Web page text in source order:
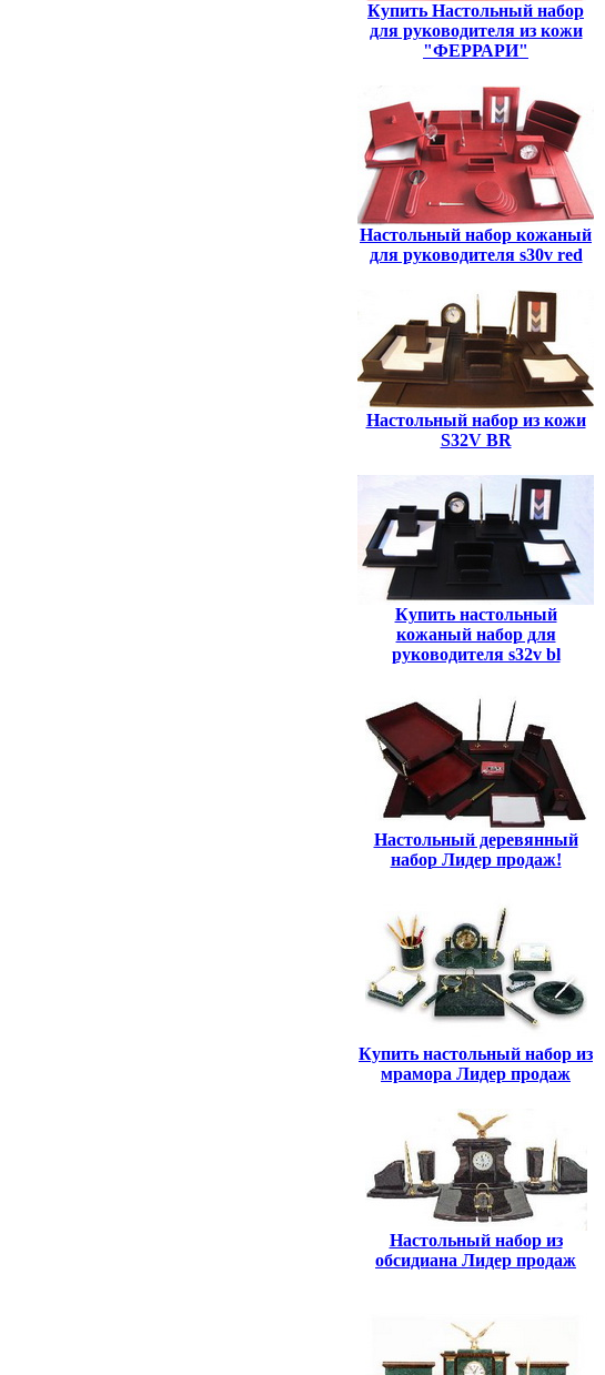
Купить Настольный набор
для руководителя из кожи
"ФЕРРАРИ"
Настольный набор кожаный
для руководителя s30v red
Настольный набор из кожи
S32V BR
Купить настольный
кожаный набор для
руководителя s32v bl
Настольный деревянный
набор Лидер продаж!
Купить настольный набор из
мрамора Лидер продаж
Настольный набор из
обсидиана Лидер продаж